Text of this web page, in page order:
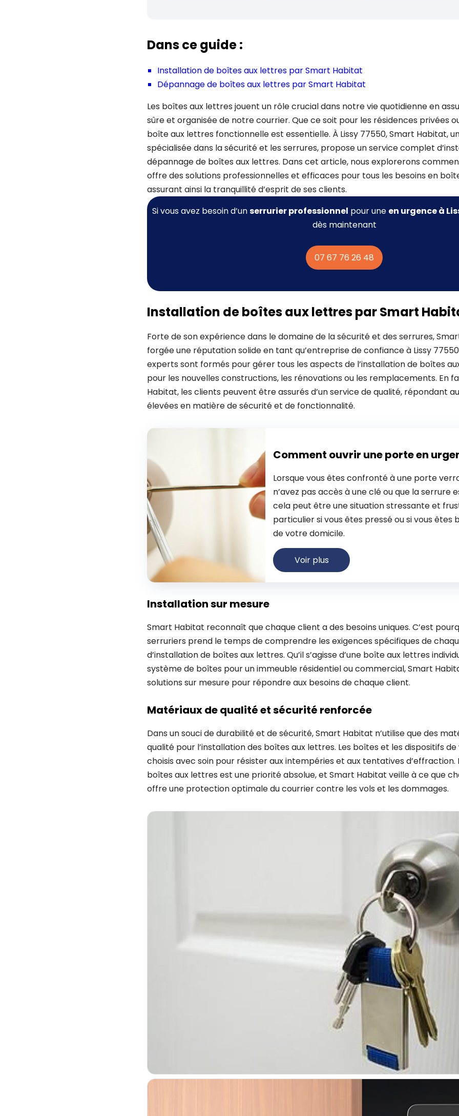
Dans ce guide :
Installation de boîtes aux lettres par Smart Habitat
Dépannage de boîtes aux lettres par Smart Habitat
Les boîtes aux lettres jouent un rôle crucial dans notre vie quotidienne en
sûre et organisée de notre courrier. Que ce soit pour les résidences privées
boîte aux lettres fonctionnelle est essentielle. À Lissy 77550, Smart Habitat,
spécialisée dans la sécurité et les serrures, propose un service complet
dépannage de boîtes aux lettres. Dans cet article, nous explorerons
offre des solutions professionnelles et efficaces pour tous les besoins en
assurant ainsi la tranquillité d’esprit de ses clients.
Si vous avez besoin d’unserrurier professionnel pour une en urgence à
dès maintenant
07 67 76 26 48
Installation de boîtes aux lettres par Smart
Forte de son expérience dans le domaine de la sécurité et des serrures,
forgée une réputation solide en tant qu’entreprise de confiance à Lissy
experts sont formés pour gérer tous les aspects de l’installation de boîtes
pour les nouvelles constructions, les rénovations ou les remplacements. En
Habitat, les clients peuvent être assurés d’un service de qualité, répondant
élevées en matière de sécurité et de fonctionnalité.
Comment ouvrir une porte en
Lorsque vous êtes confronté à une porte
n’avez pas accès à une clé ou que la serrure
cela peut être une situation stressante et
particulier si vous êtes pressé ou si vous êtes
de votre domicile.
Voir plus
Installation sur mesure
Smart Habitat reconnaît que chaque client a des besoins uniques. C’est
serruriers prend le temps de comprendre les exigences spécifiques de
d’installation de boîtes aux lettres. Qu’il s’agisse d’une boîte aux lettres
système de boîtes pour un immeuble résidentiel ou commercial, Smart
solutions sur mesure pour répondre aux besoins de chaque client.
Matériaux de qualité et sécurité renforcée
Dans un souci de durabilité et de sécurité, Smart Habitat n’utilise que des
qualité pour l’installation des boîtes aux lettres. Les boîtes et les dispositifs
choisis avec soin pour résister aux intempéries et aux tentatives d’effraction.
boîtes aux lettres est une priorité absolue, et Smart Habitat veille à ce que
offre une protection optimale du courrier contre les vols et les dommages.